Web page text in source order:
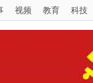
视频 教育 科技